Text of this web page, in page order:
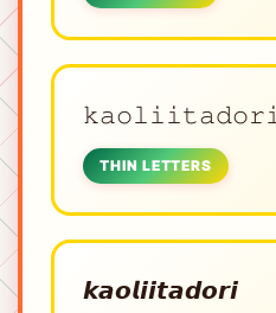
𝚔𝚊𝚘𝚕𝚒𝚒𝚝𝚊𝚍𝚘𝚛𝚒
THIN LETTERS
𝙠𝙖𝙤𝙡𝙞𝙞𝙩𝙖𝙙𝙤𝙧𝙞